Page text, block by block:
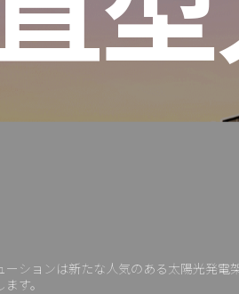
ト
リング
ーションは新たな人気のある太陽光発
す。